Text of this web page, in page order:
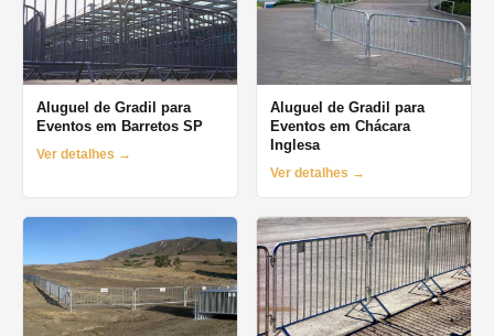
Aluguel de Gradil para
Eventos em Barretos SP
Ver detalhes →
Aluguel de Gradil para
Eventos em Chácara
Inglesa
Ver detalhes →